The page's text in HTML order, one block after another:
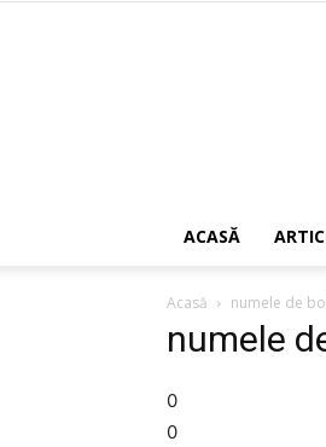
ACASĂ
Acasă numele de
numele
0
0